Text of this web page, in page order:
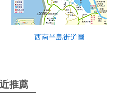
讓我們停車，溜狗，很自在也舒
價位來看~ 非常的超值，真心的
旅客，這裏很值得一來，真心
08 06:26:04
西南半島街道圖
推薦